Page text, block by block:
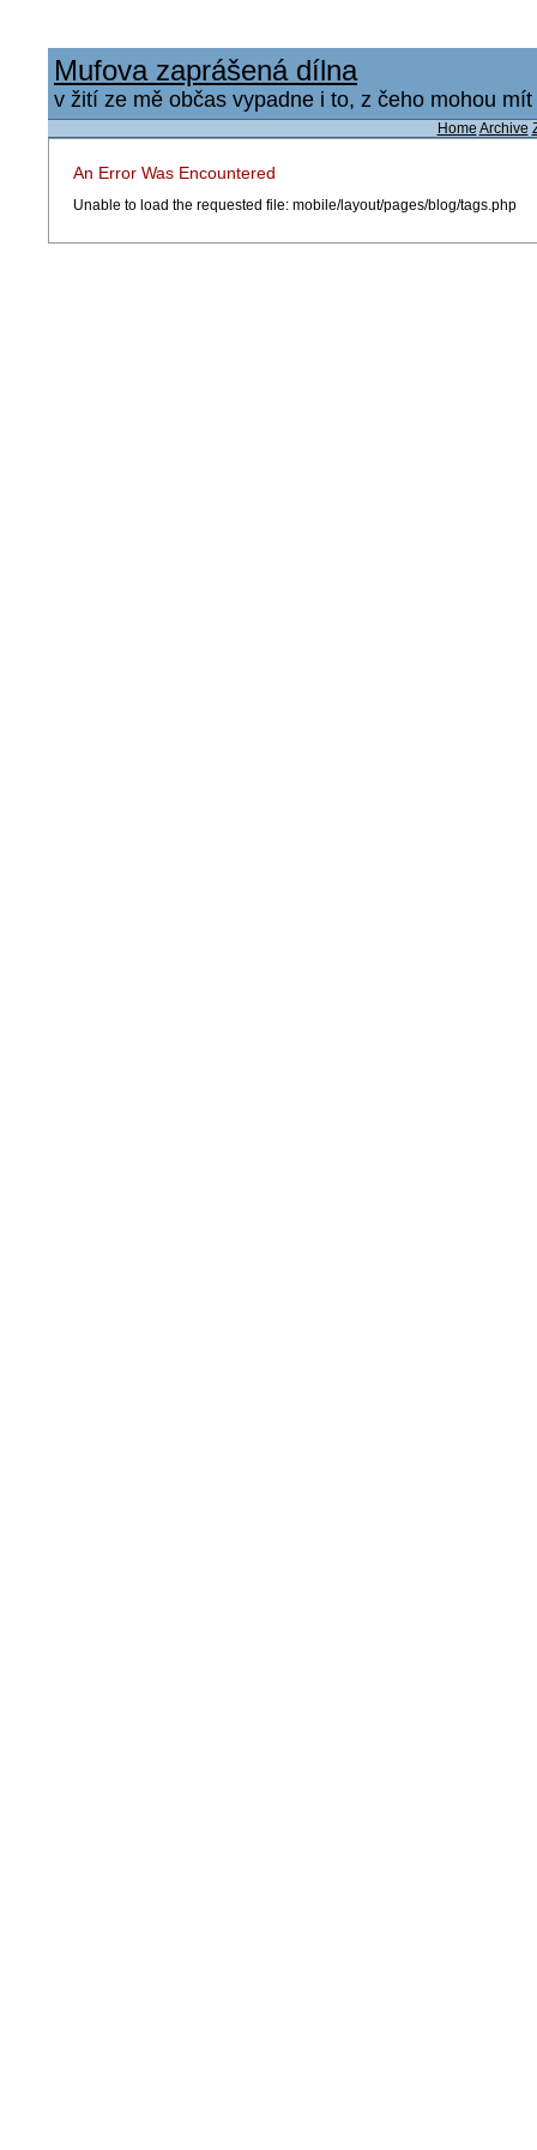
Mufova zaprášená dílna
v žití ze mě občas vypadne i to, z čeho mohou
Home Archive
An Error Was Encountered
Unable to load the requested file: mobile/layout/pages/blog/tags.php